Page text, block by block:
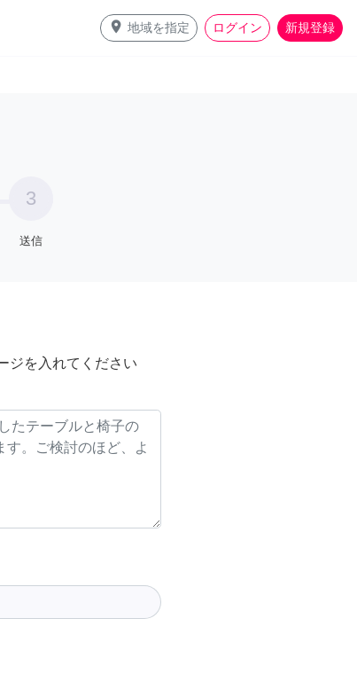
place 地域を指定 ログイン 新規登録
3
送信
ジを入れてください